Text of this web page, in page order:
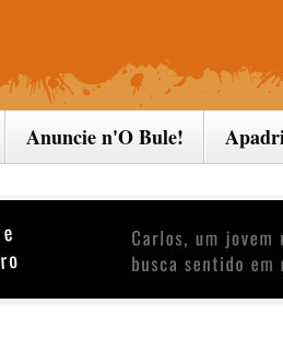
Anuncie n'O Bule!